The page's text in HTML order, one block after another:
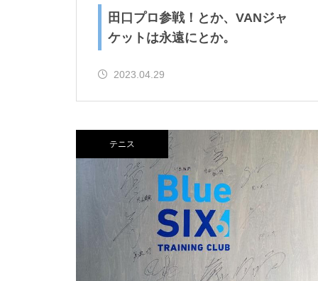
球とか。
田口プロ参戦！とか、VANジャ
ケットは永遠にとか。
2023.04.29
テニス